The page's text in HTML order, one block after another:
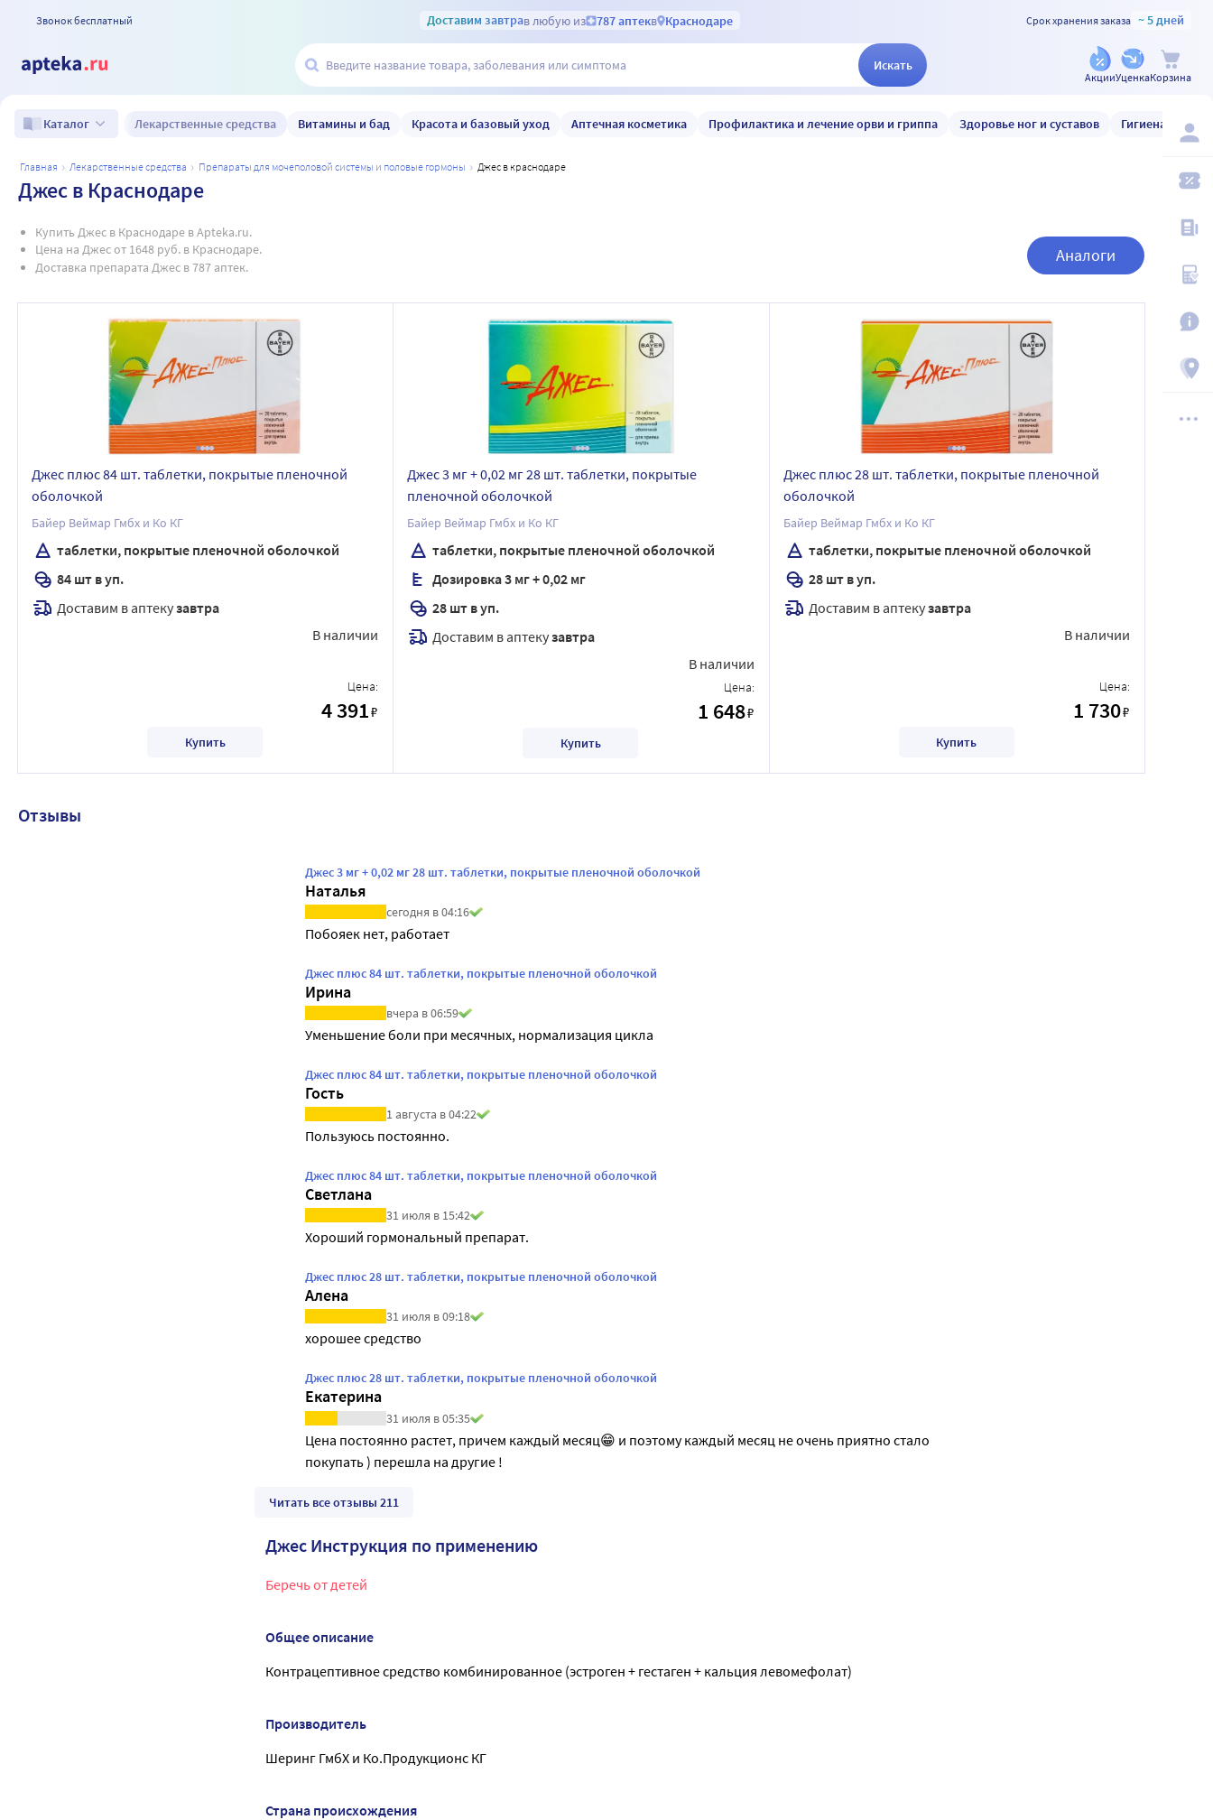
Звонок бесплатный Доставим завтрав любую из 787 аптекв Краснодаре Срок хранения заказа ~ 5 дней
Искать
АкцииУценкаКорзина
Каталог Лекарственные средства Витамины и бад Красота и базовый уход Аптечная косметика Профилактика и лечение орви и гриппа Здоровье ног и суставов Гигиена и уход
главная лекарственные средства препараты для мочеполовой системы и половые гормоны джес в краснодаре
Джес в Краснодаре
Купить Джес в Краснодаре в Apteka.ru.
Цена на Джес от 1648 руб. в Краснодаре.
Доставка препарата Джес в 787 аптек.
Аналоги
Джес плюс 84 шт. таблетки, покрытые пленочной
оболочкой
Байер Веймар Гмбх и Ко КГ
таблетки, покрытые пленочной оболочкой
84 шт в уп.
Доставим в аптекузавтра
В наличии
Цена:
4 391₽
Купить
Джес 3 мг + 0,02 мг 28 шт. таблетки, покрытые
пленочной оболочкой
Байер Веймар Гмбх и Ко КГ
таблетки, покрытые пленочной оболочкой
Дозировка 3 мг + 0,02 мг
28 шт в уп.
Доставим в аптекузавтра
В наличии
Цена:
1 648₽
Купить
Джес плюс 28 шт. таблетки, покрытые пленочной
оболочкой
Байер Веймар Гмбх и Ко КГ
таблетки, покрытые пленочной оболочкой
28 шт в уп.
Доставим в аптекузавтра
В наличии
Цена:
1 730₽
Купить
Отзывы
Джес 3 мг + 0,02 мг 28 шт. таблетки, покрытые пленочной оболочкой
Наталья
сегодня в 04:16
Побояек нет, работает
Джес плюс 84 шт. таблетки, покрытые пленочной оболочкой
Ирина
вчера в 06:59
Уменьшение боли при месячных, нормализация цикла
Джес плюс 84 шт. таблетки, покрытые пленочной оболочкой
Гость
1 августа в 04:22
Пользуюсь постоянно.
Джес плюс 84 шт. таблетки, покрытые пленочной оболочкой
Светлана
31 июля в 15:42
Хороший гормональный препарат.
Джес плюс 28 шт. таблетки, покрытые пленочной оболочкой
Алена
31 июля в 09:18
хорошее средство
Джес плюс 28 шт. таблетки, покрытые пленочной оболочкой
Екатерина
31 июля в 05:35
Цена постоянно растет, причем каждый месяц😁 и поэтому каждый месяц не очень приятно стало
покупать ) перешла на другие !
Читать все отзывы 211
Джес Инструкция по применению
Беречь от детей
Общее описание
Контрацептивное средство комбинированное (эстроген + гестаген + кальция левомефолат)
Производитель
Шеринг ГмбХ и Ко.Продукционс КГ
Страна происхождения